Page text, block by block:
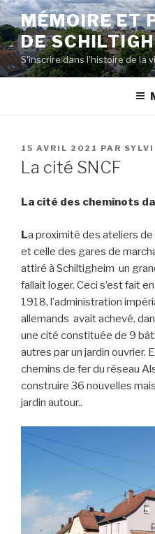
Aller
au
contenu
principal
MÉMOIRE ET
DE
S'inscrire dans l'histoire de la
PUBLIÉ
LE
15 AVRIL 2021 PAR
La cité SNCF
La cité des cheminots
La proximité des ateliers
et celle des gares de
attiré à Schiltigheim un
fallait loger. Ceci s’est fait
1918, l’administration
allemands avaitachevé,
une cité constituée de 9
autres par un jardin ouvrier.
chemins de fer du réseau
construire 36 nouvelles
jardin autour..